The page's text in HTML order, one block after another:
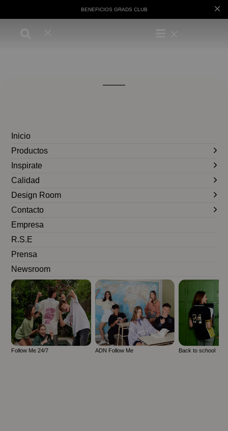
BENEFICIOS GRADS CLUB
Inicio
Productos
Inspirate
Calidad
Design Room
Contacto
Empresa
R.S.E
Prensa
Newsroom
Follow Me 24/7 ADN Follow Me Back to school